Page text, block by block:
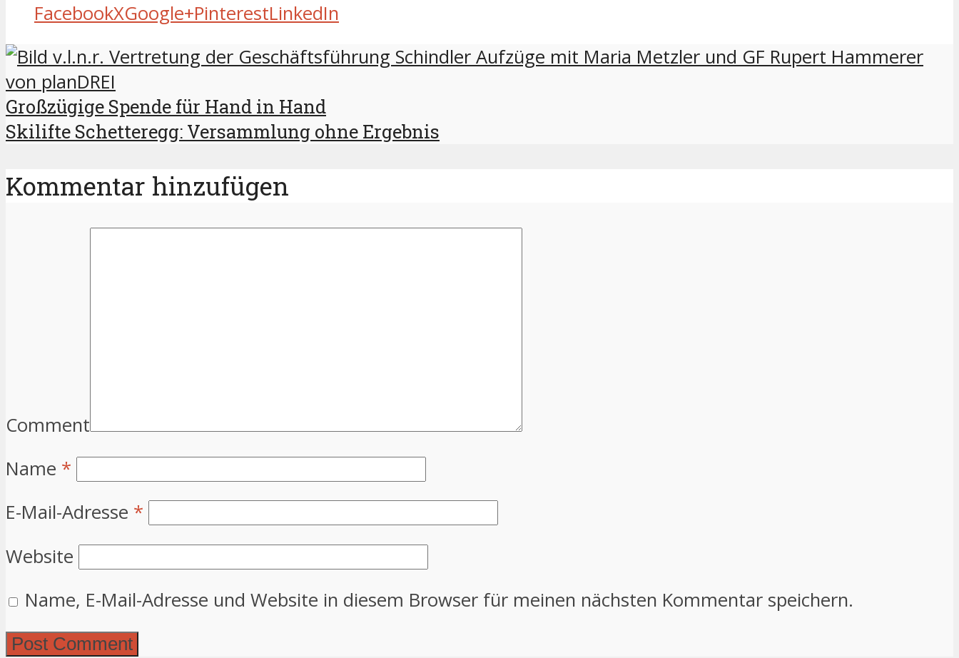
FacebookXGoogle+PinterestLinkedIn
Großzügige Spende für Hand in Hand
Skilifte Schetteregg: Versammlung ohne Ergebnis
Kommentar hinzufügen
Comment
Name *
E-Mail-Adresse *
Website
Name, E-Mail-Adresse und Website in diesem Browser für meinen nächsten Kommentar speichern.